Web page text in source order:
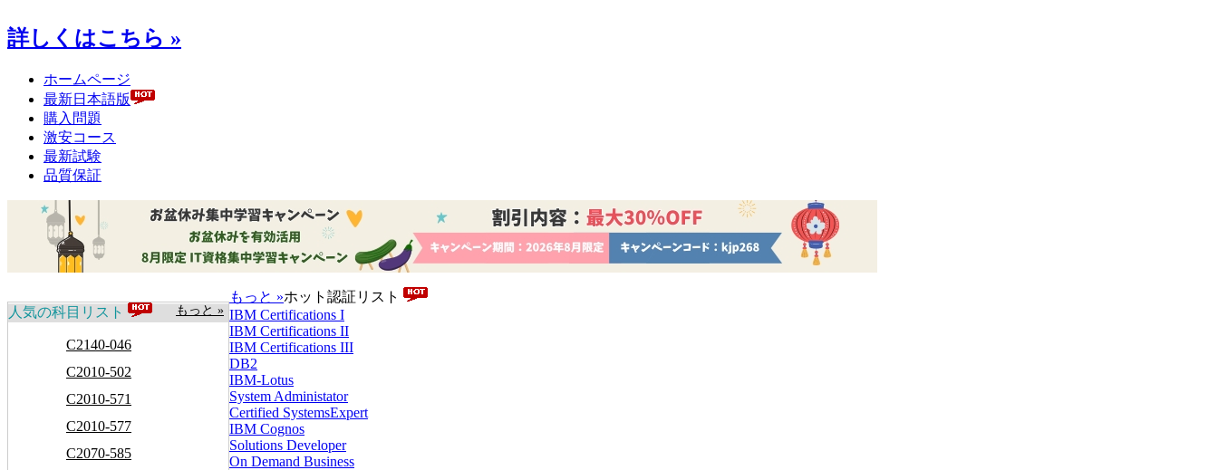
詳しくはこちら »
ホームページ
最新日本語版
購入問題
激安コース
最新試験
品質保証
もっと »
人気の科目リスト
C2140-046
C2010-502
C2010-571
C2010-577
C2070-585
もっと »ホット認証リスト
IBM Certifications I
IBM Certifications II
IBM Certifications III
DB2
IBM-Lotus
System Administator
Certified SystemsExpert
IBM Cognos
Solutions Developer
On Demand Business